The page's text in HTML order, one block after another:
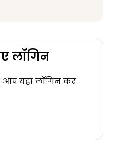
लॉगिन
आप यहां लॉगिन कर